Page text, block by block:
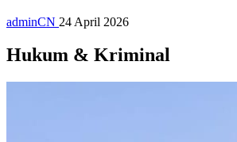
adminCN 24 April 2026
Hukum & Kriminal